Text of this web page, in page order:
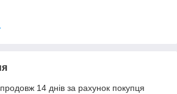
14 днів за рахунок покупця